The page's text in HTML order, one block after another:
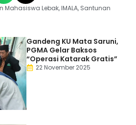
Mahasiswa Lebak,IMALA, Santunan
Gandeng KU Mata Saruni,
PGMA Gelar Baksos
“Operasi Katarak Gratis”
22 November 2025